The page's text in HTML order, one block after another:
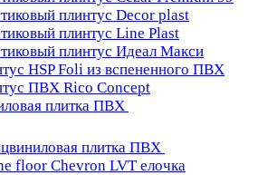
плинтус Decor plast
плинтус Line Plast
плинтус Идеал Макси
HSP Foli из вспененного ПВХ
ПВХ Rico Concept
плитка ПВХ
плитка ПВХ
floor Chevron LVT елочка